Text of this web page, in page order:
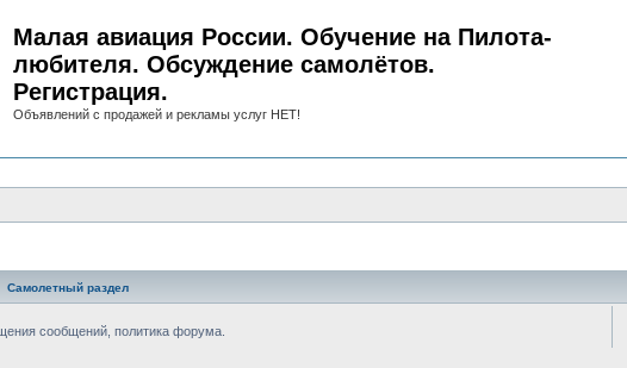
Малая авиация России. Обучение на Пилота-
любителя. Обсуждение самолётов.
Регистрация.
Объявлений с продажей и рекламы услуг НЕТ!
Самолетный раздел
сообщений, политика форума.